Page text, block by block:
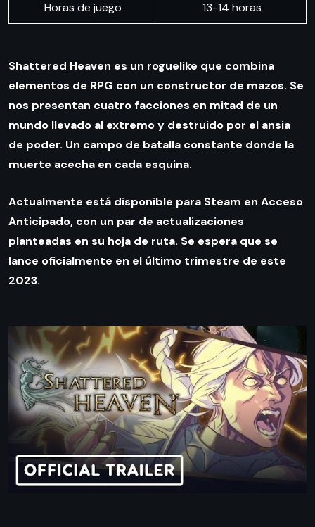
Horas de juego 13-14 horas
Shattered Heaven es un roguelike que combina
elementos de RPG con un constructor de mazos. Se
nos presentan cuatro facciones en mitad de un
mundo llevado al extremo y destruido por el ansia
de poder. Un campo de batalla constante donde la
muerte acecha en cada esquina.
Actualmente está disponible para Steam en Acceso
Anticipado, con un par de actualizaciones
planteadas en su hoja de ruta. Se espera que se
lance oficialmente en el último trimestre de este
2023.